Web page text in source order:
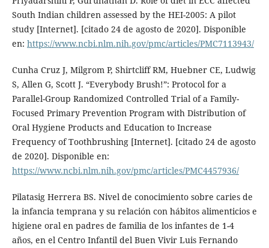
South Indian children assessed by the HEI-2005: A pilot
study [Internet]. [citado 24 de agosto de 2020]. Disponible
en: https://www.ncbi.nlm.nih.gov/pmc/articles/PMC7113943/
Cunha Cruz J, Milgrom P, Shirtcliff RM, Huebner CE, Ludwig
S, Allen G, Scott J. “Everybody Brush!”: Protocol for a
Parallel-Group Randomized Controlled Trial of a Family-
Focused Primary Prevention Program with Distribution of
Oral Hygiene Products and Education to Increase
Frequency of Toothbrushing [Internet]. [citado 24 de agosto
de 2020]. Disponible en:
https://www.ncbi.nlm.nih.gov/pmc/articles/PMC4457936/
Pilatasig Herrera BS. Nivel de conocimiento sobre caries de
la infancia temprana y su relación con hábitos alimenticios e
higiene oral en padres de familia de los infantes de 1-4
años, en el Centro Infantil del Buen Vivir Luis Fernando